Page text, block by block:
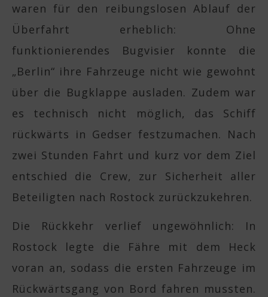
waren für den reibungslosen Ablauf der
Überfahrt erheblich: Ohne
funktionierendes Bugvisier konnte die
„Berlin“ ihre Fahrzeuge nicht wie gewohnt
über die Bugklappe ausladen. Zudem war
es technisch nicht möglich, das Schiff
rückwärts in Gedser festzumachen. Nach
zwei Stunden Fahrt und kurz vor dem Ziel
entschied die Crew, zur Sicherheit aller
Beteiligten nach Rostock zurückzukehren.
Die Rückkehr verlief ungewöhnlich: In
Rostock legte die Fähre mit dem Heck
voran an, sodass die ersten Fahrzeuge im
Rückwärtsgang von Bord fahren mussten.